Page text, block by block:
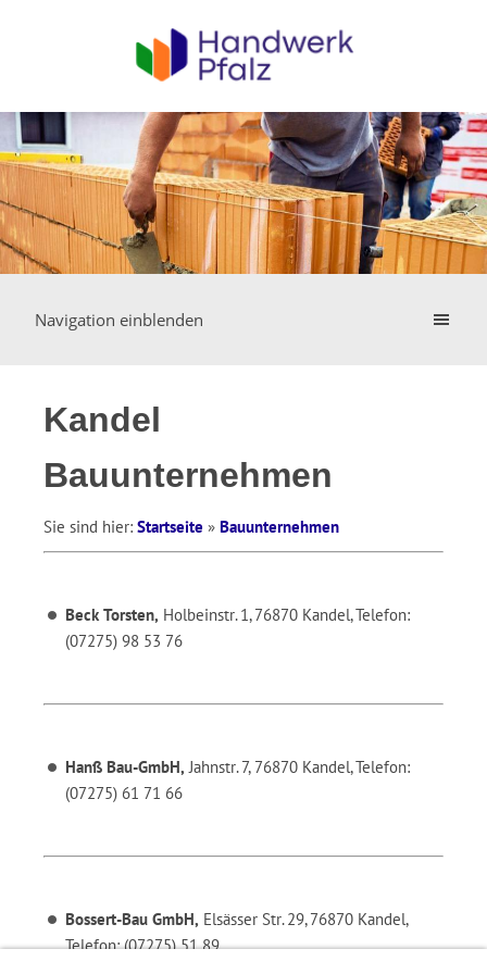
Navigation einblenden
Kandel
Bauunternehmen
Sie sind hier: Startseite » Bauunternehmen
Beck Torsten, Holbeinstr. 1, 76870 Kandel, Telefon:
(07275) 98 53 76
Hanß Bau-GmbH, Jahnstr. 7, 76870 Kandel, Telefon:
(07275) 61 71 66
Bossert-Bau GmbH, Elsässer Str. 29, 76870 Kandel,
Telefon: (07275) 51 89